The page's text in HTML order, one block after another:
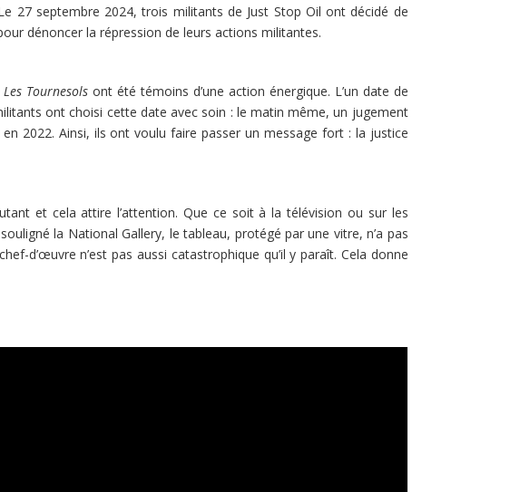
27 septembre 2024, trois militants de Just Stop Oil ont décidé de
dénoncer la répression de leurs actions militantes.
Les Tournesolsont été témoins d’une action énergique. L’un date de
ont choisi cette date avec soin : le matin même, un jugement
2022. Ainsi, ils ont voulu faire passer un message fort : la justice
et cela attire l’attention. Que ce soit à la télévision ou sur les
la National Gallery, le tableau, protégé par une vitre, n’a pas
d’œuvre n’est pas aussi catastrophique qu’il y paraît. Cela donne